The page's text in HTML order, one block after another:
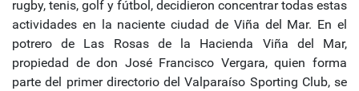
rugby, tenis, golf y fútbol, decidieron concentrar todas estas
actividades en la naciente ciudad de Viña del Mar. En el
potrero de Las Rosas de la Hacienda Viña del Mar,
propiedad de don José Francisco Vergara, quien forma
parte del primer directorio del Valparaíso Sporting Club, se